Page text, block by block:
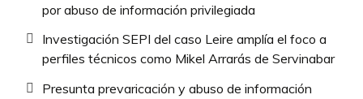
por abuso de información privilegiada
Investigación SEPI del caso Leire amplía el foco a
perfiles técnicos como Mikel Arrarás de Servinabar
Presunta prevaricación y abuso de información